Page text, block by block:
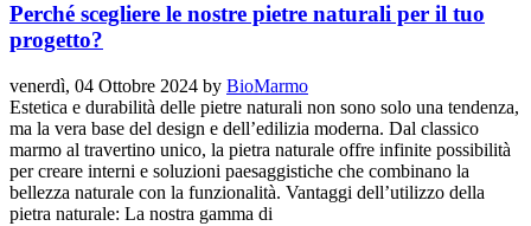
Perché scegliere le nostre pietre naturali per il tuo
progetto?
venerdì, 04 Ottobre 2024 by BioMarmo
Estetica e durabilità delle pietre naturali non sono solo una tendenza,
ma la vera base del design e dell’edilizia moderna. Dal classico
marmo al travertino unico, la pietra naturale offre infinite possibilità
per creare interni e soluzioni paesaggistiche che combinano la
bellezza naturale con la funzionalità. Vantaggi dell’utilizzo della
pietra naturale: La nostra gamma di